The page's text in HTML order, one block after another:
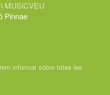
MUSiCVEU
Pinnae
informat sobre totes les